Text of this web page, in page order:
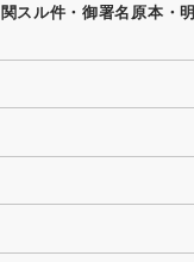
スル件・御署名原本・